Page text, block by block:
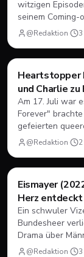
witzigen
seinem
herausfinden
unter neuen
@Redaktion· 3
Filme & Serien
Heartstopper
und Charlie zu
Am 17. Juli war
Forever"
gefeierten
Bildschirme.
abendfüllenden
@Redaktion· 2
Filme & Serien
Eismayer
Herz entdeckt
Ein schwuler
Bundesheer
Drama über
sein.@Redaktion· 3